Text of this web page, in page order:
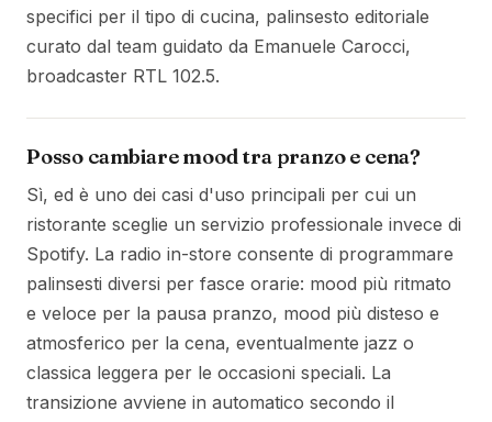
specifici per il tipo di cucina, palinsesto editoriale
curato dal team guidato da Emanuele Carocci,
broadcaster RTL 102.5.
Posso cambiare mood tra pranzo e cena?
Sì, ed è uno dei casi d'uso principali per cui un
ristorante sceglie un servizio professionale invece di
Spotify. La radio in-store consente di programmare
palinsesti diversi per fasce orarie: mood più ritmato
e veloce per la pausa pranzo, mood più disteso e
atmosferico per la cena, eventualmente jazz o
classica leggera per le occasioni speciali. La
transizione avviene in automatico secondo il